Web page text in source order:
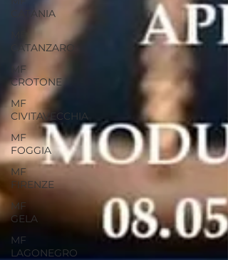
CATANIA
CATANZARO
MF
CROTONE
MF
CIVITAVECCHIA
MF
FOGGIA
MF
FIRENZE
MF
GELA
MF
LAGONEGRO